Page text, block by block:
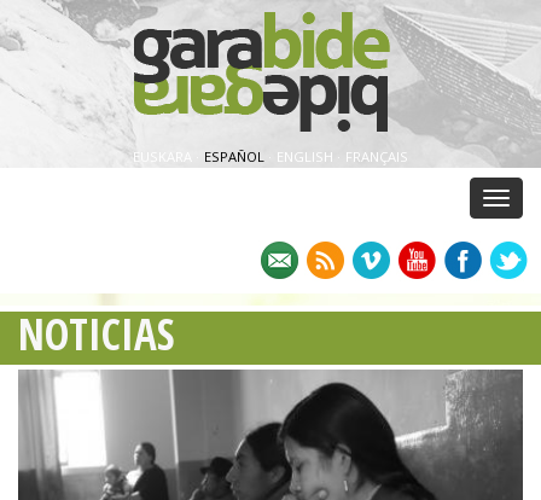
EUSKARA ESPAÑOL · ENGLISH · FRANÇAIS
NOTICIAS